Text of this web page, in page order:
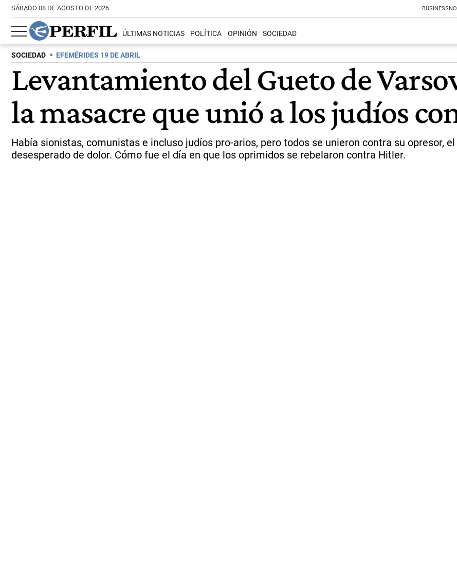
SÁBADO 08 DE AGOSTO DE 2026 BUSINESS
ÚLTIMAS NOTICIAS POLÍTICA OPINIÓN SOCIEDAD
SOCIEDAD EFEMÉRIDES 19 DE ABRIL
Levantamiento del Gueto de
la masacre que unió a los judíos
Había sionistas, comunistas e incluso judíos pro-arios, pero todos se unieron contra su opresor,
desesperado de dolor. Cómo fue el día en que los oprimidos se rebelaron contra Hitler.